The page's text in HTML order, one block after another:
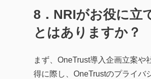
8．NRIがお役に立
とはありますか？
まず、OneTrust導入企画立案や
得に際し、OneTrustのプライバ